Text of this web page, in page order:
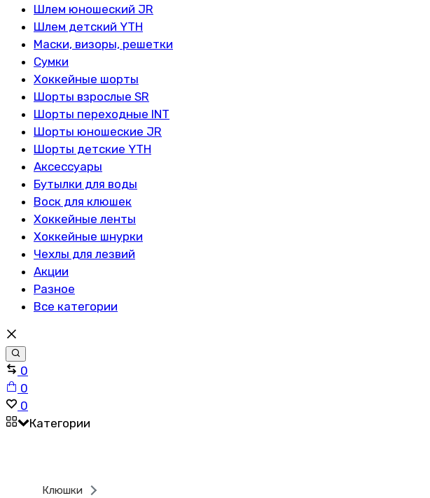
Шлем юношеский JR
Шлем детский YTH
Маски, визоры, решетки
Сумки
Хоккейные шорты
Шорты взрослые SR
Шорты переходные INT
Шорты юношеские JR
Шорты детские YTH
Аксессуары
Бутылки для воды
Воск для клюшек
Хоккейные ленты
Хоккейные шнурки
Чехлы для лезвий
Акции
Разное
Все категории
Сравнить
0
Корзина
0
Список
желаний
0
Категории
Клюшки